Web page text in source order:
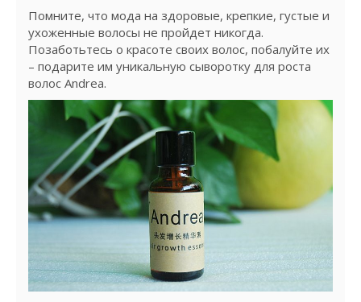
Помните, что мода на здоровые, крепкие, густые и
ухоженные волосы не пройдет никогда.
Позаботьтесь о красоте своих волос, побалуйте их
– подарите им уникальную сыворотку для роста
волос Andrea.